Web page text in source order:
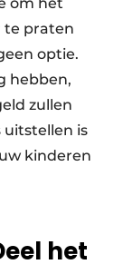
om het
te praten
optie.
hebben,
zullen
uitstellen is
kinderen
het